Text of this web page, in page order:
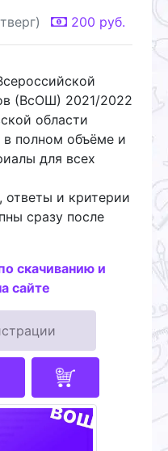
200 руб.
(ВсОШ) 2021/2022
области
в полном объёме и
для всех
ответы и критерии
сразу после
скачиванию и
сайте